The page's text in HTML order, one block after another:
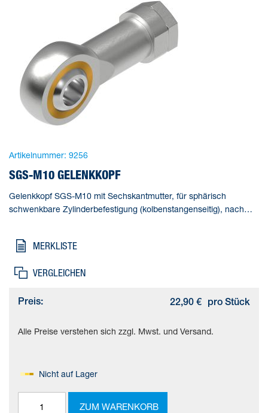
Artikelnummer: 9256
SGS-M10 GELENKKOPF
Gelenkkopf SGS-M10 mit Sechskantmutter, für sphärisch
schwenkbare Zylinderbefestigung (kolbenstangenseitig), nach
Korrosionsbeanspruchung, Umgebungstemperatur=-40 - 150 °C,
MERKLISTE
VERGLEICHEN
Preis: 22,90 € pro Stück
Alle Preise verstehen sich zzgl. Mwst. und Versand.
Nicht auf Lager
ZUM WARENKORB